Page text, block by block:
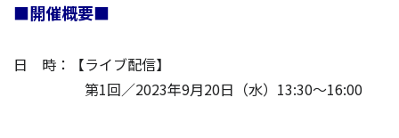
■開催概要■
日 時：【ライブ配信】
第1回／2023年9月20日（水）13:30～16:00